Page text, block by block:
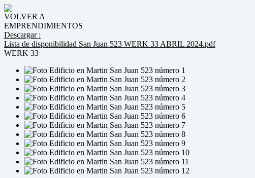
VOLVER A
EMPRENDIMIENTOS
Descargar :
Lista de disponibilidad San Juan 523 WERK 33 ABRIL 2024.pdf
WERK 33